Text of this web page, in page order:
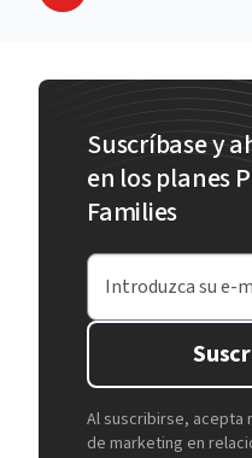
Suscríbase y
en los planes
Families
Introduzca su e-
Al suscribirse, acepta
de marketing en